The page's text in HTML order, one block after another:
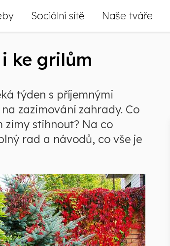
Sociální sítě Naše tváře
ke grilům
týden s příjemnými
zazimování zahrady. Co
zimy stihnout? Na co
rad a návodů, co vše je